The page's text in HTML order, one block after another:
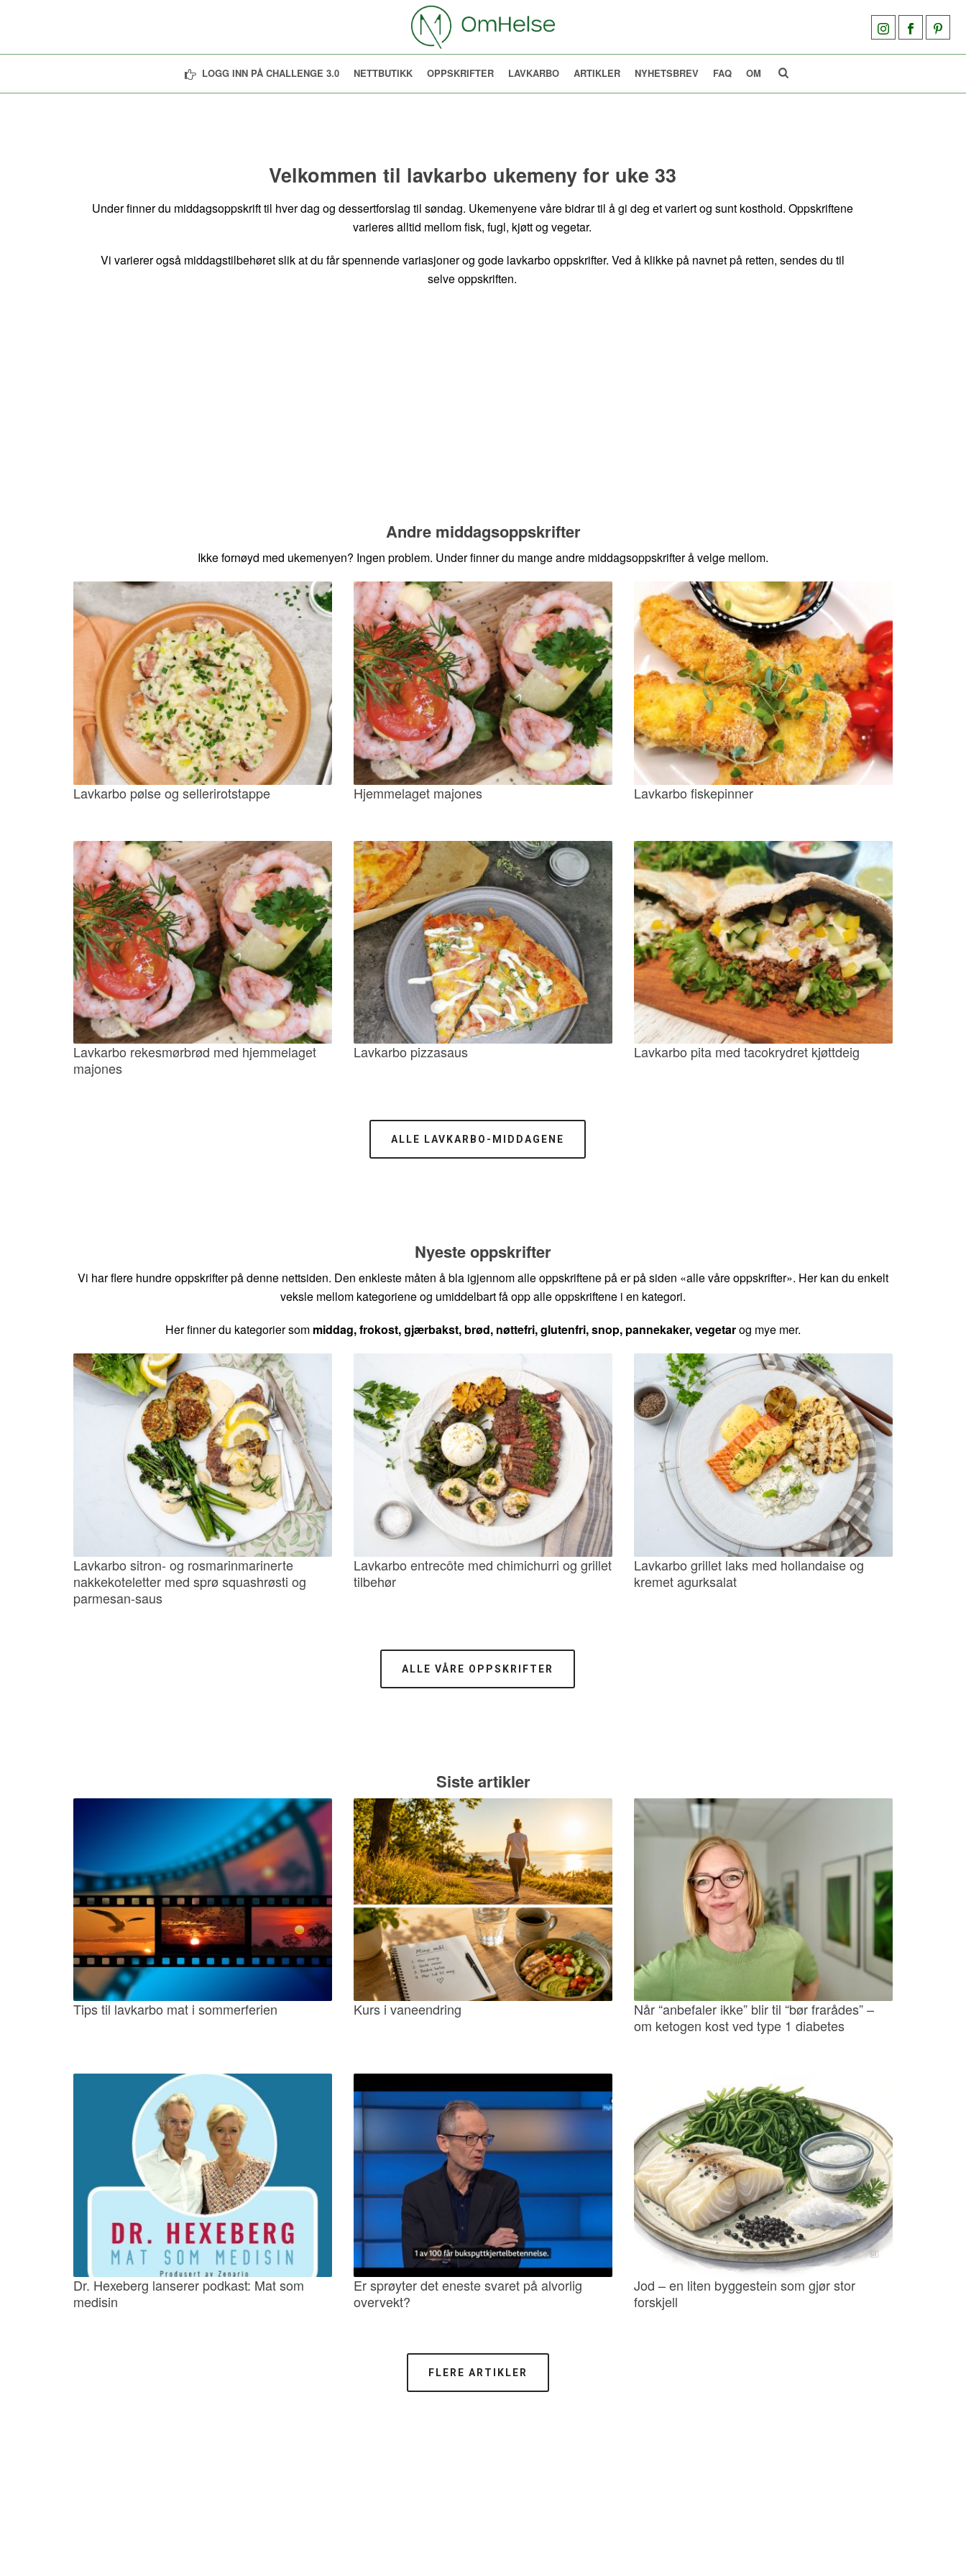
LOGG INN PÅ CHALLENGE 3.0 NETTBUTIKK OPPSKRIFTER LAVKARBO ARTIKLER NYHETSBREV FAQ OM
Velkommen til lavkarbo ukemeny for uke 33
Under finner du middagsoppskrift til hver dag og dessertforslag til søndag. Ukemenyene våre bidrar til å gi deg et variert og sunt kosthold. Oppskriftene
varieres alltid mellom fisk, fugl, kjøtt og vegetar.
Vi varierer også middagstilbehøret slik at du får spennende variasjoner og gode lavkarbo oppskrifter. Ved å klikke på navnet på retten, sendes du til
selve oppskriften.
Andre middagsoppskrifter
Ikke fornøyd med ukemenyen? Ingen problem. Under finner du mange andre middagsoppskrifter å velge mellom.
Lavkarbo pølse og sellerirotstappe Hjemmelaget majones Lavkarbo fiskepinner
Lavkarbo rekesmørbrød med hjemmelaget
majones
Lavkarbo pizzasaus Lavkarbo pita med tacokrydret kjøttdeig
ALLE LAVKARBO-MIDDAGENE
Nyeste oppskrifter
Vi har flere hundre oppskrifter på denne nettsiden. Den enkleste måten å bla igjennom alle oppskriftene på er på siden «alle våre oppskrifter». Her kan du enkelt
veksle mellom kategoriene og umiddelbart få opp alle oppskriftene i en kategori.
Her finner du kategorier som middag, frokost, gjærbakst, brød, nøttefri, glutenfri, snop, pannekaker, vegetarog mye mer.
Lavkarbo sitron- og rosmarinmarinerte
nakkekoteletter med sprø squashrøsti og
parmesan-saus
Lavkarbo entrecôte med chimichurri og grillet
tilbehør
Lavkarbo grillet laks med hollandaise og
kremet agurksalat
ALLE VÅRE OPPSKRIFTER
Siste artikler
Tips til lavkarbo mat i sommerferien Kurs i vaneendring
Når “anbefaler ikke” blir til “bør frarådes” –
om ketogen kost ved type 1 diabetes
Dr. Hexeberg lanserer podkast: Mat som
medisin
Er sprøyter det eneste svaret på alvorlig
overvekt?
Jod – en liten byggestein som gjør stor
forskjell
FLERE ARTIKLER